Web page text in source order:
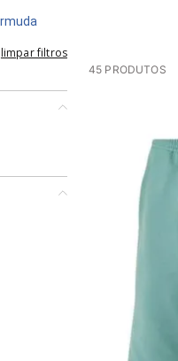
limpar filtros
45 PRODUTOS